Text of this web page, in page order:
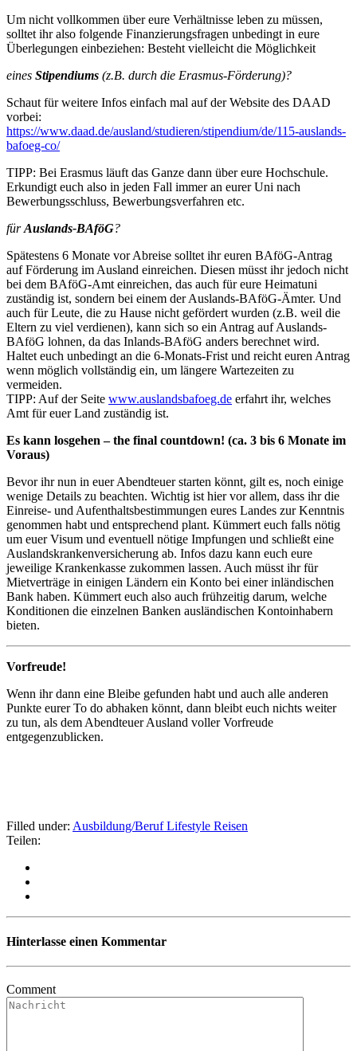
Um nicht vollkommen über eure Verhältnisse leben zu müssen,
solltet ihr also folgende Finanzierungsfragen unbedingt in eure
Überlegungen einbeziehen: Besteht vielleicht die Möglichkeit
eines Stipendiums (z.B. durch die Erasmus-Förderung)?
Schaut für weitere Infos einfach mal auf der Website des DAAD
vorbei:
https://www.daad.de/ausland/studieren/stipendium/de/115-auslands-
bafoeg-co/
TIPP: Bei Erasmus läuft das Ganze dann über eure Hochschule.
Erkundigt euch also in jeden Fall immer an eurer Uni nach
Bewerbungsschluss, Bewerbungsverfahren etc.
fürAuslands-BAföG?
Spätestens 6 Monate vor Abreise solltet ihr euren BAföG-Antrag
auf Förderung im Ausland einreichen. Diesen müsst ihr jedoch nicht
bei dem BAföG-Amt einreichen, das auch für eure Heimatuni
zuständig ist, sondern bei einem der Auslands-BAföG-Ämter. Und
auch für Leute, die zu Hause nicht gefördert wurden (z.B. weil die
Eltern zu viel verdienen), kann sich so ein Antrag auf Auslands-
BAföG lohnen, da das Inlands-BAföG anders berechnet wird.
Haltet euch unbedingt an die 6-Monats-Frist und reicht euren Antrag
wenn möglich vollständig ein, um längere Wartezeiten zu
vermeiden.
TIPP: Auf der Seite www.auslandsbafoeg.de erfahrt ihr, welches
Amt für euer Land zuständig ist.
Es kann losgehen – the final countdown! (ca. 3 bis 6 Monate im
Voraus)
Bevor ihr nun in euer Abendteuer starten könnt, gilt es, noch einige
wenige Details zu beachten. Wichtig ist hier vor allem, dass ihr die
Einreise- und Aufenthaltsbestimmungen eures Landes zur Kenntnis
genommen habt und entsprechend plant. Kümmert euch falls nötig
um euer Visum und eventuell nötige Impfungen und schließt eine
Auslandskrankenversicherung ab. Infos dazu kann euch eure
jeweilige Krankenkasse zukommen lassen. Auch müsst ihr für
Mietverträge in einigen Ländern ein Konto bei einer inländischen
Bank haben. Kümmert euch also auch frühzeitig darum, welche
Konditionen die einzelnen Banken ausländischen Kontoinhabern
bieten.
Vorfreude!
Wenn ihr dann eine Bleibe gefunden habt und auch alle anderen
Punkte eurer To do abhaken könnt, dann bleibt euch nichts weiter
zu tun, als dem Abendteuer Ausland voller Vorfreude
entgegenzublicken.
Filled under: Ausbildung/BerufLifestyle Reisen
Teilen:
Hinterlasse einen Kommentar
Comment